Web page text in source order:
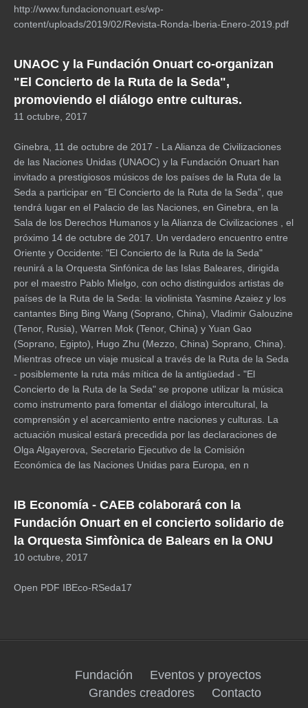
http://www.fundaciononuart.es/wp-
content/uploads/2019/02/Revista-Ronda-Iberia-Enero-2019.pdf
UNAOC y la Fundación Onuart co-organizan
"El Concierto de la Ruta de la Seda",
promoviendo el diálogo entre culturas.
11 octubre, 2017
Ginebra, 11 de octubre de 2017 - La Alianza de Civilizaciones
de las Naciones Unidas (UNAOC) y la Fundación Onuart han
invitado a prestigiosos músicos de los países de la Ruta de la
Seda a participar en “El Concierto de la Ruta de la Seda”, que
tendrá lugar en el Palacio de las Naciones, en Ginebra, en la
Sala de los Derechos Humanos y la Alianza de Civilizaciones , el
próximo 14 de octubre de 2017. Un verdadero encuentro entre
Oriente y Occidente: "El Concierto de la Ruta de la Seda"
reunirá a la Orquesta Sinfónica de las Islas Baleares, dirigida
por el maestro Pablo Mielgo, con ocho distinguidos artistas de
países de la Ruta de la Seda: la violinista Yasmine Azaiez y los
cantantes Bing Bing Wang (Soprano, China), Vladimir Galouzine
(Tenor, Rusia), Warren Mok (Tenor, China) y Yuan Gao
(Soprano, Egipto), Hugo Zhu (Mezzo, China) Soprano, China).
Mientras ofrece un viaje musical a través de la Ruta de la Seda
- posiblemente la ruta más mítica de la antigüedad - "El
Concierto de la Ruta de la Seda" se propone utilizar la música
como instrumento para fomentar el diálogo intercultural, la
comprensión y el acercamiento entre naciones y culturas. La
actuación musical estará precedida por las declaraciones de
Olga Algayerova, Secretario Ejecutivo de la Comisión
Económica de las Naciones Unidas para Europa, en n
IB Economía - CAEB colaborará con la
Fundación Onuart en el concierto solidario de
la Orquesta Simfònica de Balears en la ONU
10 octubre, 2017
Open PDF IBEco-RSeda17
Fundación
Eventos y proyectos
Grandes creadores
Contacto